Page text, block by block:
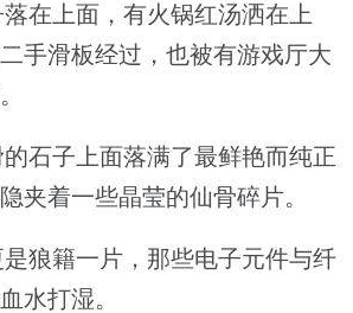
在上面，有火锅红汤洒在上
手滑板经过，也被有游戏厅大
石子上面落满了最鲜艳而纯正
夹着一些晶莹的仙骨碎片。
狼籍一片，那些电子元件与纤
水打湿。